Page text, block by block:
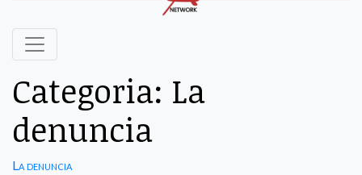
Categoria: La
denuncia
La denuncia